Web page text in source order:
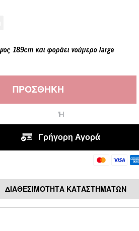
189cm και φοράει νούμερο large
ΠΡΟΣΘΉΚΗ
ΔΙΑΘΕΣΙΜΌΤΗΤΑ ΚΑΤΑΣΤΗΜΆΤΩΝ